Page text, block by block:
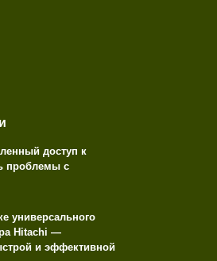
доступ к
проблемы с
универсального
Hitachi —
и эффективной